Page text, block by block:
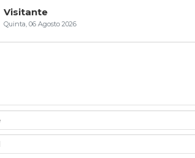
Visitante
Quinta, 06 Agosto 2026